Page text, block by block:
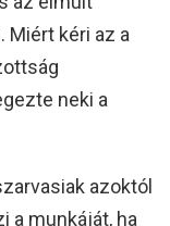
kéri az a
neki a
azoktól
a munkáját, ha